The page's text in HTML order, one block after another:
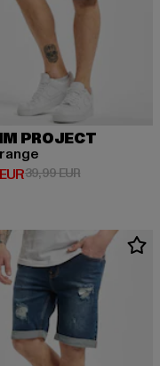
PROJECT
Preis: 16,80 EUR
39,99 EURAktionspreis: